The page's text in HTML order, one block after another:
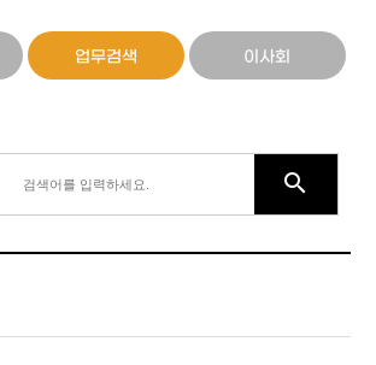
업무검색 이사회
search